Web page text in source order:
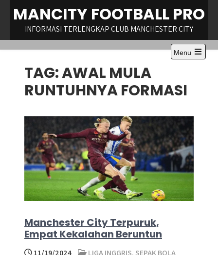
content
MANCITY FOOTBALL PRO
INFORMASI TERLENGKAP CLUB MANCHESTER CITY
Menu
Open
TAG:AWAL MULA
RUNTUHNYA FORMASI
Manchester City Terpuruk,
Empat Kekalahan Beruntun
11/19/2024 LIGA INGGRIS, SEPAK BOLA